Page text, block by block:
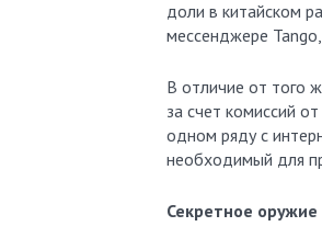
доли в китайском
мессенджере
В отличие от того
за счет комиссий
одном ряду с
необходимый для
Секретное оружие